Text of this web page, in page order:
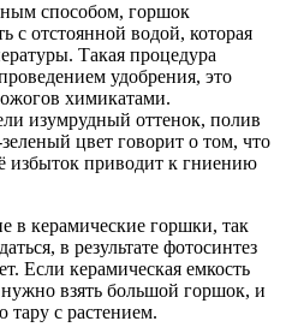
способом, горшок
с отстоянной водой, которая
Такая процедура
удобрения, это
химикатами.
изумрудный оттенок, полив
цвет говорит о том, что
избыток приводит к гниению
в керамические горшки, так
в результате фотосинтез
Если керамическая емкость
взять большой горшок, и
тару с растением.